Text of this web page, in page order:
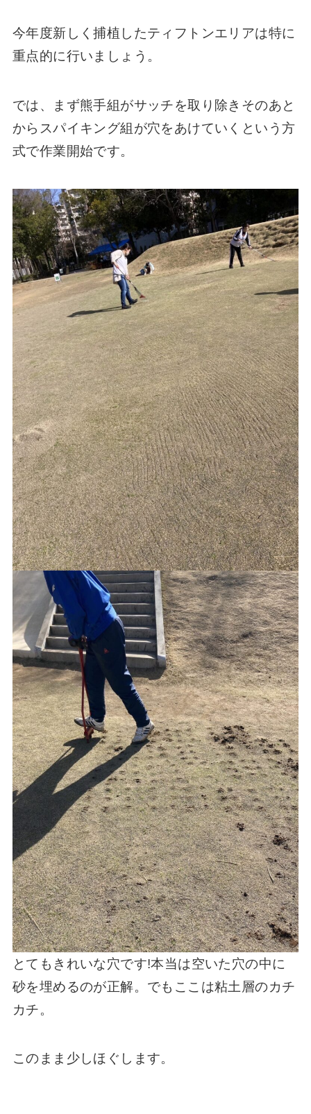
今年度新しく捕植したティフトンエリアは特に
重点的に行いましょう。
では、まず熊手組がサッチを取り除きそのあと
からスパイキング組が穴をあけていくという方
式で作業開始です。
とてもきれいな穴です!本当は空いた穴の中に
砂を埋めるのが正解。でもここは粘土層のカチ
カチ。
このまま少しほぐします。